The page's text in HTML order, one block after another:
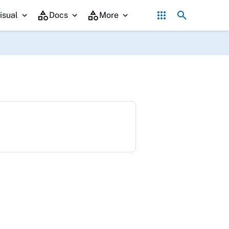
se-Kalteng, Bupati Shalahuddin Tegaskan Komitmen Barito Utara
Docs More